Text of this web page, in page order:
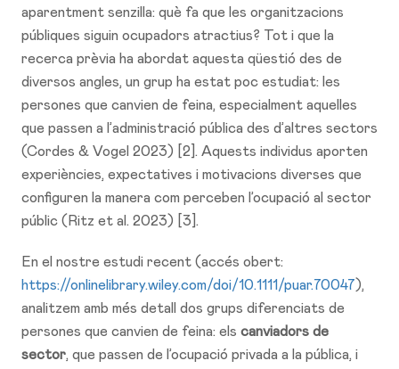
aparentment senzilla: què fa que les organitzacions
públiques siguin ocupadors atractius? Tot i que la
recerca prèvia ha abordat aquesta qüestió des de
diversos angles, un grup ha estat poc estudiat: les
persones que canvien de feina, especialment aquelles
que passen a l’administració pública des d’altres sectors
(Cordes & Vogel 2023) [2]. Aquests individus aporten
experiències, expectatives i motivacions diverses que
configuren la manera com perceben l’ocupació al sector
públic (Ritz et al. 2023) [3].
En el nostre estudi recent (accés obert:
https://onlinelibrary.wiley.com/doi/10.1111/puar.70047 ),
analitzem amb més detall dos grups diferenciats de
persones que canvien de feina: els canviadors de
sector, que passen de l’ocupació privada a la pública, i